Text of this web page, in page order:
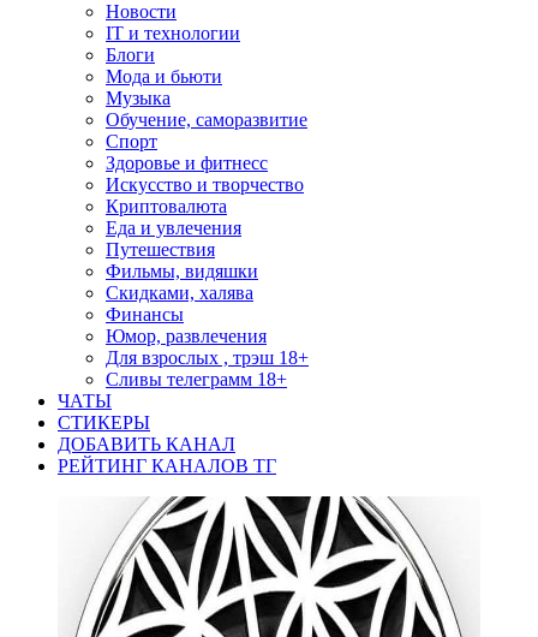
Новости
IT и технологии
Блоги
Мода и бьюти
Музыка
Обучение, саморазвитие
Спорт
Здоровье и фитнесс
Искусство и творчество
Криптовалюта
Еда и увлечения
Путешествия
Фильмы, видяшки
Скидками, халява
Финансы
Юмор, развлечения
Для взрослых , трэш 18+
Сливы телеграмм 18+
ЧАТЫ
СТИКЕРЫ
ДОБАВИТЬ КАНАЛ
РЕЙТИНГ КАНАЛОВ ТГ